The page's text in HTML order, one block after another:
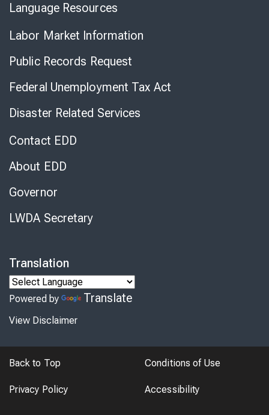
Language Resources
Labor Market Information
Public Records Request
Federal Unemployment Tax Act
Disaster Related Services
Contact EDD
About EDD
Governor
LWDA Secretary
Translation
Powered by Translate
View Disclaimer
Back to Top Conditions of Use
Privacy Policy Accessibility